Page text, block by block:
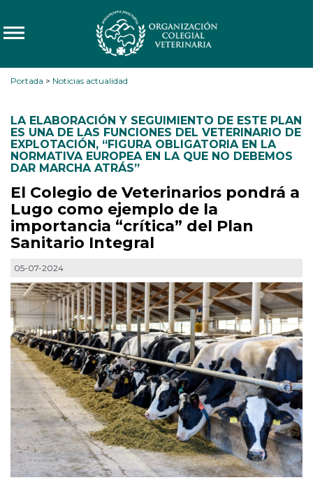
Portada > Noticias actualidad
LA ELABORACIÓN Y SEGUIMIENTO DE ESTE PLAN
ES UNA DE LAS FUNCIONES DEL VETERINARIO DE
EXPLOTACIÓN, “FIGURA OBLIGATORIA EN LA
NORMATIVA EUROPEA EN LA QUE NO DEBEMOS
DAR MARCHA ATRÁS”
El Colegio de Veterinarios pondrá a
Lugo como ejemplo de la
importancia “crítica” del Plan
Sanitario Integral
05-07-2024